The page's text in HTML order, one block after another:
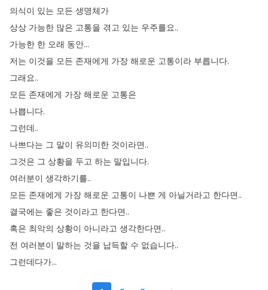
의식이 있는 모든 생명체가
상상 가능한 많은 고통을 겪고 있는 우주를요..
가능한 한 오래 동안...
저는 이것을 모든 존재에게 가장 해로운 고통이라 부릅니다.
그래요..
모든 존재에게 가장 해로운 고통은
나쁩니다.
그런데..
나쁘다는 그 말이 유의미한 것이라면..
그것은 그 상황을 두고 하는 말입니다.
여러분이 생각하기를..
모든 존재에게 가장 해로운 고통이 나쁜 게 아닐거라고 한다면..
결국에는 좋은 것이라고 한다면..
혹은 최악의 상황이 아니라고 생각한다면..
전 여러분이 말하는 것을 납득할 수 없습니다..
그런데다가...